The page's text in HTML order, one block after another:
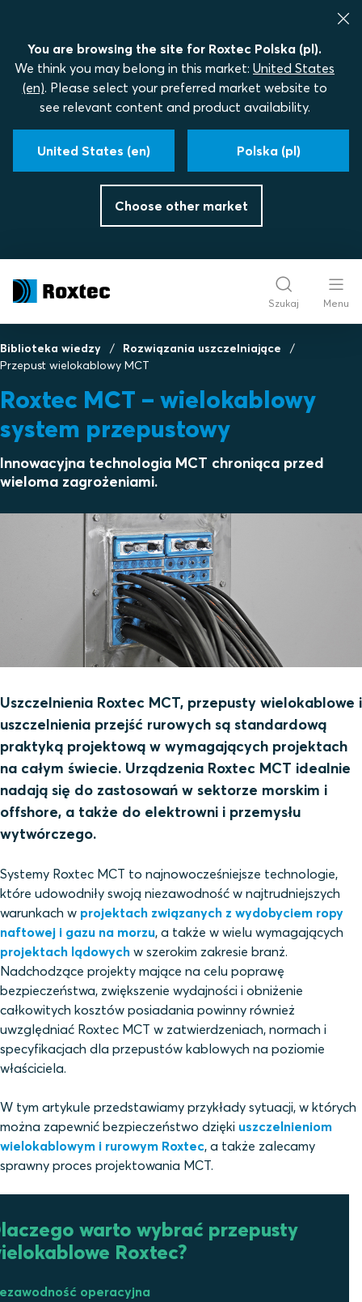
You are browsing the site for Roxtec Polska (pl).
We think you may belong in this market: United States
(en). Please select your preferred market website to
see relevant content and product availability.
United States (en) Polska (pl)
Choose other market
Szukaj Menu
Biblioteka wiedzy
Rozwiązania uszczelniające
Przepust wielokablowy MCT
Roxtec MCT – wielokablowy
system przepustowy
Innowacyjna technologia MCT chroniąca przed
wieloma zagrożeniami.
Uszczelnienia Roxtec MCT, przepusty wielokablowe i
uszczelnienia przejść rurowych są standardową
praktyką projektową w wymagających projektach
na całym świecie. Urządzenia Roxtec MCT idealnie
nadają się do zastosowań w sektorze morskim i
offshore, a także do elektrowni i przemysłu
wytwórczego.
Systemy Roxtec MCT to najnowocześniejsze technologie,
które udowodniły swoją niezawodność w najtrudniejszych
warunkach w projektach związanych z wydobyciem ropy
naftowej i gazu na morzu, a także w wielu wymagających
projektach lądowych w szerokim zakresie branż.
Nadchodzące projekty mające na celu poprawę
bezpieczeństwa, zwiększenie wydajności i obniżenie
całkowitych kosztów posiadania powinny również
uwzględniać Roxtec MCT w zatwierdzeniach, normach i
specyfikacjach dla przepustów kablowych na poziomie
właściciela.
W tym artykule przedstawiamy przykłady sytuacji, w których
można zapewnić bezpieczeństwo dzięki uszczelnieniom
wielokablowym i rurowym Roxtec, a także zalecamy
sprawny proces projektowania MCT.
warto wybrać przepusty
Roxtec?
operacyjna